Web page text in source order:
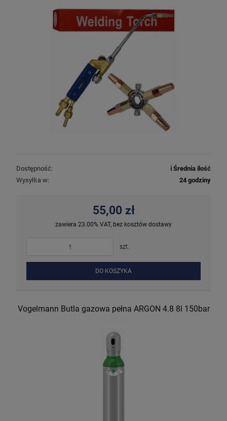
Dostępność:
ℹ️ Średnia ilość
Wysyłka w:
24 godziny
55,00 zł
zawiera 23.00% VAT, bez kosztów dostawy
szt.
DO KOSZYKA
Vogelmann Butla gazowa pełna ARGON 4.8 8l 150bar